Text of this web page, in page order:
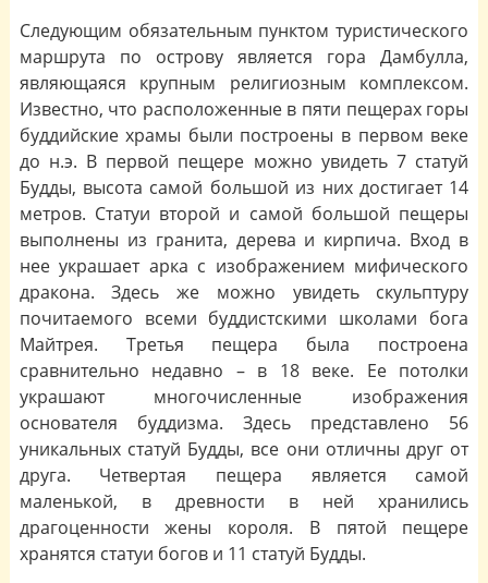
Следующим обязательным пунктом туристического
маршрута по острову является гора Дамбулла,
являющаяся крупным религиозным комплексом.
Известно, что расположенные в пяти пещерах горы
буддийские храмы были построены в первом веке
до н.э. В первой пещере можно увидеть 7 статуй
Будды, высота самой большой из них достигает 14
метров. Статуи второй и самой большой пещеры
выполнены из гранита, дерева и кирпича. Вход в
нее украшает арка с изображением мифического
дракона. Здесь же можно увидеть скульптуру
почитаемого всеми буддистскими школами бога
Майтрея. Третья пещера была построена
сравнительно недавно – в 18 веке. Ее потолки
украшают многочисленные изображения
основателя буддизма. Здесь представлено 56
уникальных статуй Будды, все они отличны друг от
друга. Четвертая пещера является самой
маленькой, в древности в ней хранились
драгоценности жены короля. В пятой пещере
хранятся статуи богов и 11 статуй Будды.